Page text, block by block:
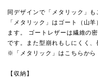
同デザインで「メタリック」も
「メタリック」はゴート（山
ます。 ゴートレザーは繊維の
です。また型崩れもしにくく、
※「メタリック」はこちらから
【収納】